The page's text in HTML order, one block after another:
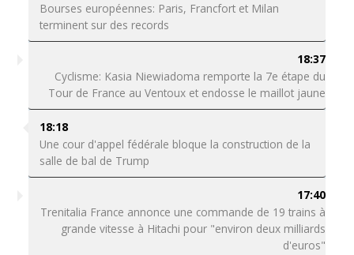
Bourses européennes: Paris, Francfort et Milan
terminent sur des records
18:37
Cyclisme: Kasia Niewiadoma remporte la 7e étape du
Tour de France au Ventoux et endosse le maillot jaune
18:18
Une cour d'appel fédérale bloque la construction de la
salle de bal de Trump
17:40
Trenitalia France annonce une commande de 19 trains à
grande vitesse à Hitachi pour "environ deux milliards
d'euros"